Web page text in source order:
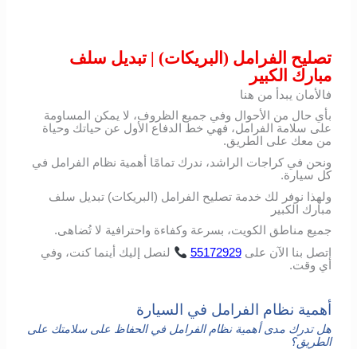
تصليح الفرامل (البريكات) | تبديل سلف
مبارك الكبير
فالأمان يبدأ من هنا
بأي حال من الأحوال وفي جميع الظروف، لا يمكن المساومة
على سلامة الفرامل، فهي خط الدفاع الأول عن حياتك وحياة
من معك على الطريق.
ونحن في كراجات الراشد، ندرك تمامًا أهمية نظام الفرامل في
كل سيارة.
ولهذا نوفر لك خدمة تصليح الفرامل (البريكات) تبديل سلف
مبارك الكبير
جميع مناطق الكويت، بسرعة وكفاءة واحترافية لا تُضاهى.
اتصل بنا الآن على 55172929 لنصل إليك أينما كنت، وفي
أي وقت.
أهمية نظام الفرامل في السيارة
هل تدرك مدى أهمية نظام الفرامل في الحفاظ على سلامتك على
الطريق؟